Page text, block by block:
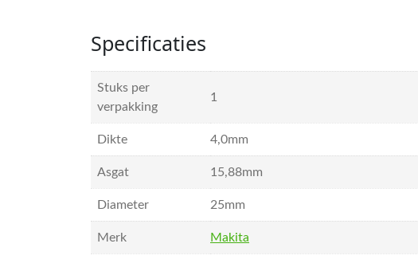
Specificaties
Stuks per
verpakking
1
Dikte 4,0mm
Asgat 15,88mm
Diameter 25mm
Merk Makita